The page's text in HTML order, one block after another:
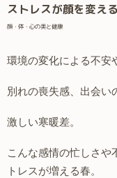
ストレスが顔を変え
顔・体・心の美と健康
環境の変化による不安
別れの喪失感、出会い
激しい寒暖差。
こんな感情の忙しさや
トレスが増える春。